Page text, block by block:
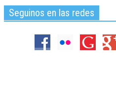
Seguinos en las redes